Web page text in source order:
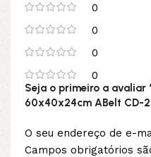
0
0
0
0
Seja o primeiro a avaliar
60x40x24cm ABelt CD-
O seu endereço de e-
Campos obrigatórios